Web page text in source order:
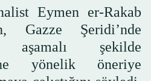
Eymen er-Rakab
Gazze Şeridi’nde
aşamalı şekilde
yönelik öneriye